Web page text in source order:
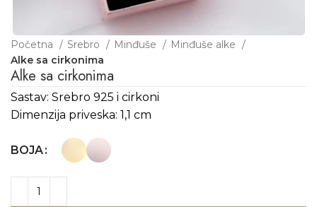
Početna Srebro Minđuše
Minđuše alke
Alke sa cirkonima
Alke sa cirkonima
Sastav: Srebro 925 i cirkoni
Dimenzija priveska: 1,1 cm
BOJA